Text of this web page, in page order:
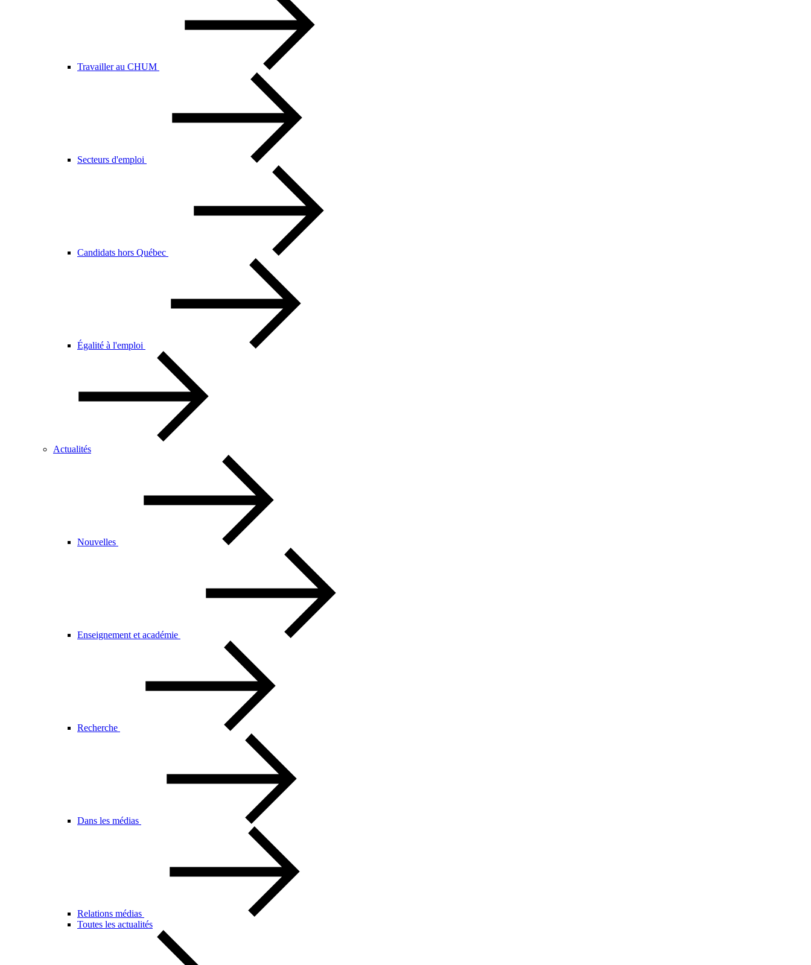
Travailler au CHUM
Secteurs d'emploi
Candidats hors Québec
Égalité à l'emploi
Actualités
Nouvelles
Enseignement et académie
Recherche
Dans les médias
Relations médias
Toutes les actualités